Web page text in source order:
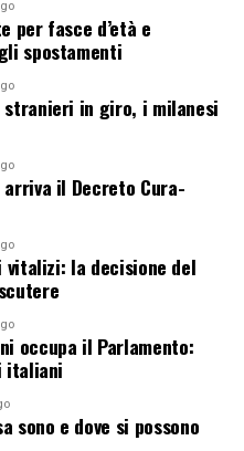
per fasce d’età e
spostamenti
stranieri in giro, i milanesi
arriva il Decreto Cura-
la decisione del
occupa il Parlamento:
italiani
sono e dove si possono